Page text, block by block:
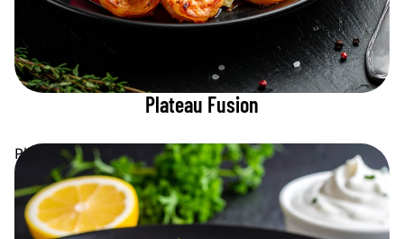
Plateau Fusion
Plateau Signature